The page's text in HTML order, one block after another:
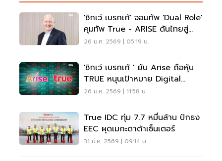
'ซิกเว่ เบรกเก้' จอมทัพ 'Dual Role'
คุมทัพ True - ARISE ดันไทยสู่
ศูนย์กลางเทคโนโลยีโลก
26 ม.ค. 2569 | 05:19 น.
'ซิกเว่ เบรกเก้ ' ยัน Arise ถือหุ้น
TRUE หนุนเป้าหมาย Digital
Nation
26 ม.ค. 2569 | 11:58 น.
True IDC ทุ่ม 7.7 หมื่นล้าน ปักธง
EEC ผุดเมกะดาต้าเซ็นเตอร์
31 มี.ค. 2569 | 09:14 น.